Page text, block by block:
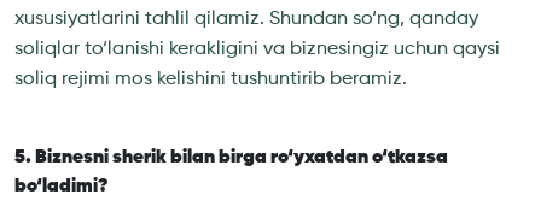
xususiyatlarini tahlil qilamiz. Shundan so‘ng, qanday
soliqlar to‘lanishi kerakligini va biznesingiz uchun qaysi
soliq rejimi mos kelishini tushuntirib beramiz.
5. Biznesni sherik bilan birga ro‘yxatdan o‘tkazsa
bo‘ladimi?